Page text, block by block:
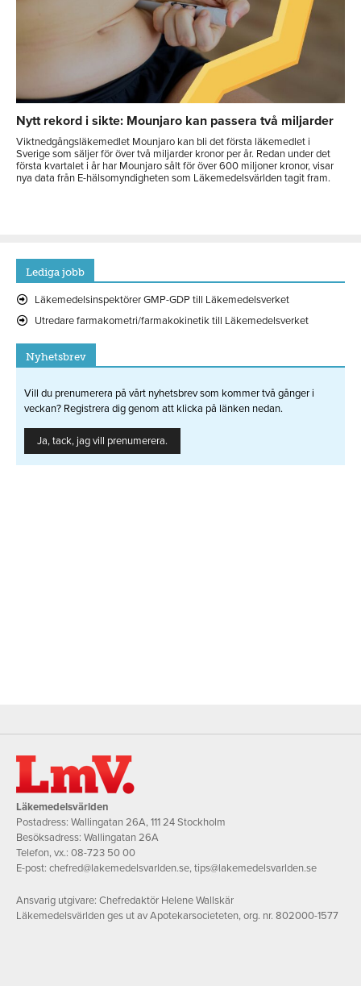
Nytt rekord i sikte: Mounjaro kan passera två miljarder
Viktnedgångsläkemedlet Mounjaro kan bli det första läkemedlet i
Sverige som säljer för över två miljarder kronor per år. Redan under det
första kvartalet i år har Mounjaro sålt för över 600 miljoner kronor, visar
nya data från E-hälsomyndigheten som Läkemedelsvärlden tagit fram.
Lediga jobb
Läkemedelsinspektörer GMP-GDP till Läkemedelsverket
Utredare farmakometri/farmakokinetik till Läkemedelsverket
Nyhetsbrev
Vill du prenumerera på vårt nyhetsbrev som kommer två gånger i
veckan? Registrera dig genom att klicka på länken nedan.
Ja, tack, jag vill prenumerera.
Läkemedelsvärlden
Postadress: Wallingatan 26A, 111 24 Stockholm
Besöksadress: Wallingatan 26A
Telefon, vx.: 08-723 50 00
E-post: chefred@lakemedelsvarlden.se,tips@lakemedelsvarlden.se
Ansvarig utgivare: Chefredaktör Helene Wallskär
Läkemedelsvärlden ges ut av Apotekarsocieteten, org. nr. 802000-1577